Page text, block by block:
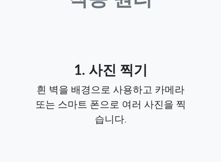
1. 사진 찍기
흰 벽을 배경으로 사용하고 카메라
또는 스마트 폰으로 여러 사진을 찍
습니다.